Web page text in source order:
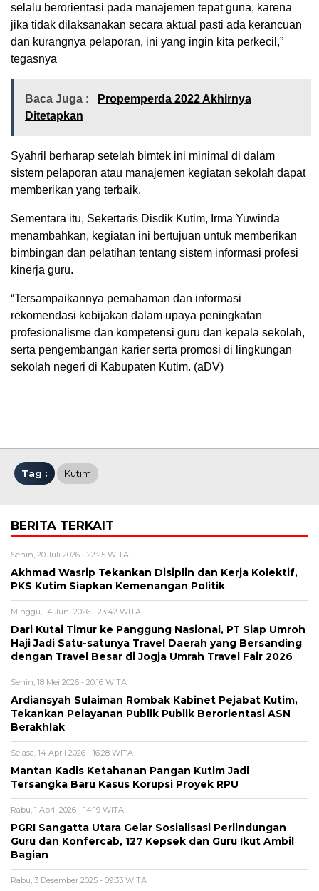
selalu berorientasi pada manajemen tepat guna, karena
jika tidak dilaksanakan secara aktual pasti ada kerancuan
dan kurangnya pelaporan, ini yang ingin kita perkecil,”
tegasnya
Baca Juga :
Propemperda 2022 Akhirnya
Ditetapkan
Syahril berharap setelah bimtek ini minimal di dalam
sistem pelaporan atau manajemen kegiatan sekolah dapat
memberikan yang terbaik.
Sementara itu, Sekertaris Disdik Kutim, Irma Yuwinda
menambahkan, kegiatan ini bertujuan untuk memberikan
bimbingan dan pelatihan tentang sistem informasi profesi
kinerja guru.
“Tersampaikannya pemahaman dan informasi
rekomendasi kebijakan dalam upaya peningkatan
profesionalisme dan kompetensi guru dan kepala sekolah,
serta pengembangan karier serta promosi di lingkungan
sekolah negeri di Kabupaten Kutim. (aDV)
Tag : Kutim
BERITA TERKAIT
Senin, 20 Juli 2026 - 22:25 WITA
Akhmad Wasrip Tekankan Disiplin dan Kerja Kolektif,
PKS Kutim Siapkan Kemenangan Politik
Minggu, 14 Juni 2026 - 23:42 WITA
Dari Kutai Timur ke Panggung Nasional, PT Siap Umroh
Haji Jadi Satu-satunya Travel Daerah yang Bersanding
dengan Travel Besar di Jogja Umrah Travel Fair 2026
Senin, 18 Mei 2026 - 20:16 WITA
Ardiansyah Sulaiman Rombak Kabinet Pejabat Kutim,
Tekankan Pelayanan Publik Publik Berorientasi ASN
Berakhlak
Selasa, 14 April 2026 - 16:28 WITA
Mantan Kadis Ketahanan Pangan Kutim Jadi
Tersangka Baru Kasus Korupsi Proyek RPU
Rabu, 1 April 2026 - 14:19 WITA
PGRI Sangatta Utara Gelar Sosialisasi Perlindungan
Guru dan Konfercab, 127 Kepsek dan Guru Ikut Ambil
Bagian
Rabu, 3 Desember 2025 - 09:33 WITA